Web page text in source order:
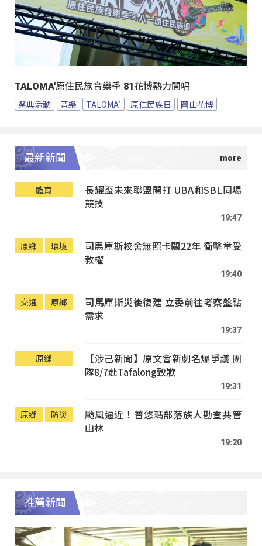
TALOMA'原住民族音樂季 81花博熱力開唱
祭典活動 音樂 TALOMA' 原住民族日 圓山花博
最新新聞
體育
長耀盃未來聯盟開打 UBA和SBL同場
競技
19:47
原鄉 環境
司馬庫斯校舍無照卡關22年 衝擊童受
教權
19:40
交通 原鄉
司馬庫斯災後復建 立委前往考察盤點
需求
19:37
原鄉
【涉己新聞】原文會新劇名爆爭議 團
隊8/7赴Tafalong致歉
19:31
原鄉 防災
颱風逼近！普悠瑪部落族人勘查共管
山林
19:20
推薦新聞